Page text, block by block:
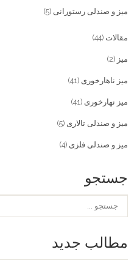
میز و صندلی رستورانی (5)
مقالات (44)
میز (2)
میز ناهارخوری (41)
میز نهارخوری (41)
میز و صندلی تالاری (5)
میز و صندلی فلزی (4)
جستجو
مطالب جدید